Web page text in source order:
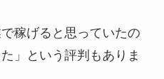
稼げると思っていたの
」という評判もありま